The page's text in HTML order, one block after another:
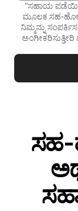
"ಸಹಾಯ
ಮೂಲಕ ಸಹ-
ನಿಮ್ಮನ್ನು
ಅಂಗೀಕರಿಸುತ್ತೀರಿ